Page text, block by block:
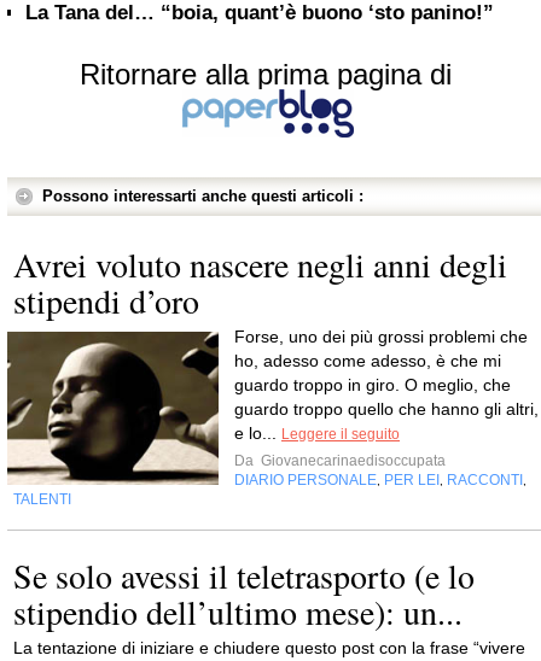
La Tana del… “boia, quant’è buono ‘sto panino!”
Ritornare alla prima pagina di
Possono interessarti anche questi articoli :
Avrei voluto nascere negli anni degli
stipendi d’oro
Forse, uno dei più grossi problemi che
ho, adesso come adesso, è che mi
guardo troppo in giro. O meglio, che
guardo troppo quello che hanno gli altri,
e lo... Leggere il seguito
Da Giovanecarinaedisoccupata
DIARIO PERSONALE, PER LEI , RACCONTI ,
TALENTI
Se solo avessi il teletrasporto (e lo
stipendio dell’ultimo mese): un...
La tentazione di iniziare e chiudere questo post con la frase “vivere